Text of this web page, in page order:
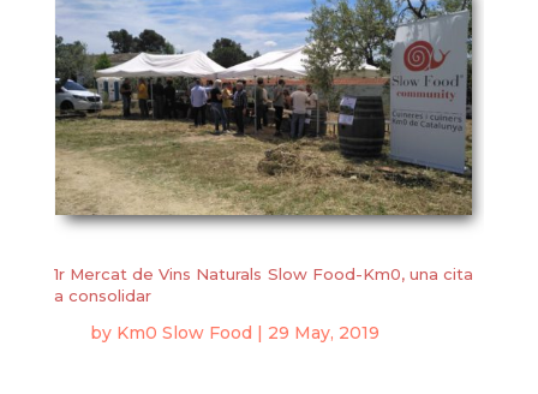
1r Mercat de Vins Naturals Slow Food-Km0, una cita
a consolidar
by Km0 Slow Food | 29 May, 2019